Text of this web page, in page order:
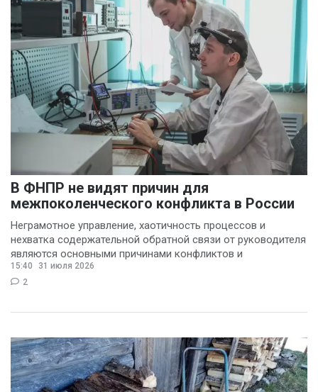
В ФНПР не видят причин для
межпоколенческого конфликта в России
Неграмотное управление, хаотичность процессов и
нехватка содержательной обратной связи от руководителя
являются основными причинами конфликтов и
раздражения в
15:40
31 июля 2026
2